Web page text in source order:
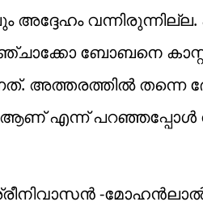
അദ്ദേഹം
ബോബനെ
അത്തരത്തിൽ തന്നെ
ആണ് എന്ന് പറഞ്ഞപ്പോൾ
ശ്രീനിവാസൻ -